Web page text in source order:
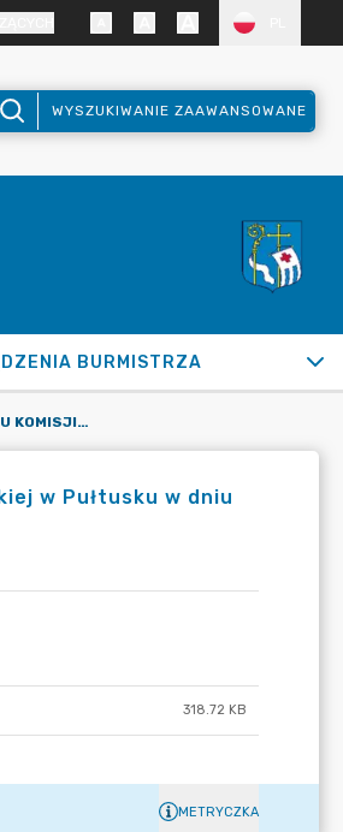
WYSZUKIWANIE ZAAWANSOWANE
BURMISTRZA
ZAWIADOMIENIE O POSIEDZENIU KOMISJI SKARG, WNIOSKÓW I PETYCJI RADY MIEJSKIEJ W PUŁTUSKU W DNIU 27 LISTOPADA 2024 R.
w Pułtusku w dniu
318.72 KB
METRYCZKA